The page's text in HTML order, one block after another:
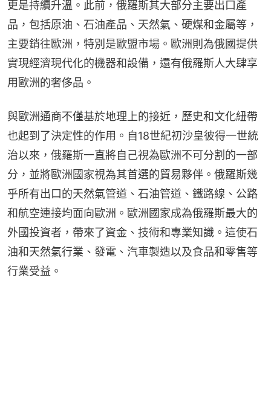
更是持續升溫。此前，俄羅斯其大部分主要出口產
品，包括原油、石油產品、天然氣、硬煤和金屬等，
主要銷往歐洲，特別是歐盟市場。歐洲則為俄國提供
實現經濟現代化的機器和設備，還有俄羅斯人大肆享
用歐洲的奢侈品。
與歐洲通商不僅基於地理上的接近，歷史和文化紐帶
也起到了決定性的作用。自18世紀初沙皇彼得一世統
治以來，俄羅斯一直將自己視為歐洲不可分割的一部
分，並將歐洲國家視為其首選的貿易夥伴。俄羅斯幾
乎所有出口的天然氣管道、石油管道、鐵路線、公路
和航空連接均面向歐洲。歐洲國家成為俄羅斯最大的
外國投資者，帶來了資金、技術和專業知識。這使石
油和天然氣行業、發電、汽車製造以及食品和零售等
行業受益。